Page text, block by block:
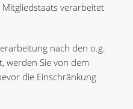
verarbeitet
nach den o.g.
werden Sie von dem
die Einschränkung